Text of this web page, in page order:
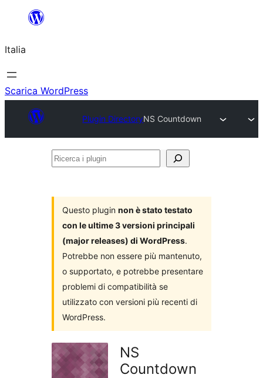
contenuto
Italia
Scarica WordPress
Plugin DirectoryNS Countdown
Ricerca
Questo plugin non è stato testato
con le ultime 3 versioni principali
(major releases) di WordPress.
Potrebbe non essere più mantenuto,
o supportato, e potrebbe presentare
problemi di compatibilità se
utilizzato con versioni più recenti di
WordPress.
NS
Countdown